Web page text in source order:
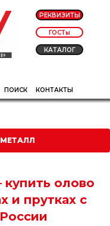
РЕКВИЗИТЫ
ГОСТы
ПОИСК
КАТАЛОГ
КОНТАКТЫ
олово
и прутках с